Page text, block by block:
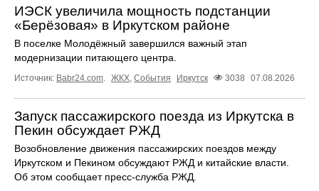
ИЭСК увеличила мощность подстанции
«Берёзовая» в Иркутском районе
В поселке Молодёжный завершился важный этап
модернизации питающего центра.
Источник: Babr24.com ЖКХ События Иркутск 3038 07.08.2026
Запуск пассажирского поезда из Иркутска в
Пекин обсуждает РЖД
Возобновление движения пассажирских поездов между
Иркутском и Пекином обсуждают РЖД и китайские власти.
Об этом сообщает пресс‑служба РЖД.